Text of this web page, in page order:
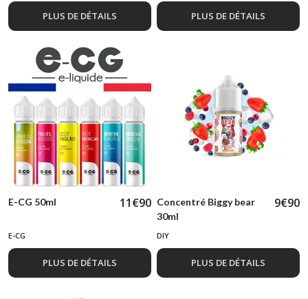
PLUS DE DÉTAILS PLUS DE DÉTAILS
E-CG 50ml 11€90
E-CG
PLUS DE DÉTAILS
Concentré Biggy bear
30ml
9€90
DIY
PLUS DE DÉTAILS